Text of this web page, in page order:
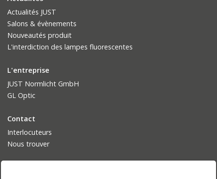
Actualités JUST
Salons & évènements
Nouveautés produit
L'interdiction des lampes fluorescentes
L'entreprise
JUST Normlicht GmbH
GL Optic
Contact
Interlocuteurs
Nous trouver